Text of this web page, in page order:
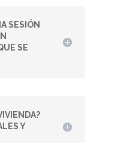
SESIÓN
SE
Y